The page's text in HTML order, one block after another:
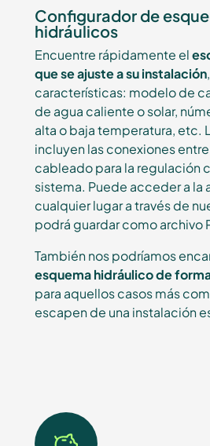
Configurador de
hidráulicos
Encuentre rápidamente el
que se ajuste a su instalación
características: modelo de
de agua caliente o solar,
alta o baja temperatura, etc.
incluyen las conexiones
cableado para la regulación
sistema. Puede acceder a
cualquier lugar a través de
podrá guardar como archivo
También nos podríamos
esquema hidráulico de
para aquellos casos más
escapen de una instalación